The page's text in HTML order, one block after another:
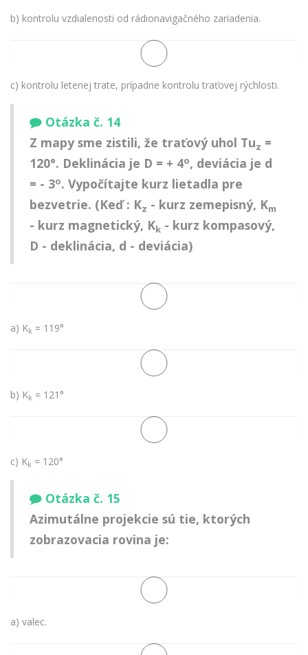
b) kontrolu vzdialenosti od rádionavigačného zariadenia.
c) kontrolu letenej trate, prípadne kontrolu traťovej rýchlosti.
Otázka č. 14
Z mapy sme zistili, že traťový uhol Tuz =
120°. Deklinácia je D = + 4o, deviácia je d
= - 3o. Vypočítajte kurz lietadla pre
bezvetrie. (Keď : Kz - kurz zemepisný, Km
- kurz magnetický, Kk - kurz kompasový,
D - deklinácia, d - deviácia)
a) Kk = 119°
b) Kk = 121°
c) Kk = 120°
Otázka č. 15
Azimutálne projekcie sú tie, ktorých
zobrazovacia rovina je:
a) valec.